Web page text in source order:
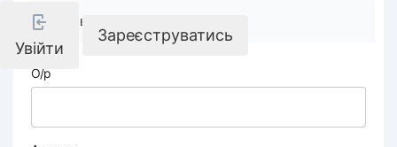
Увійти
Зареєструватись
Реквізити компанії
О/р